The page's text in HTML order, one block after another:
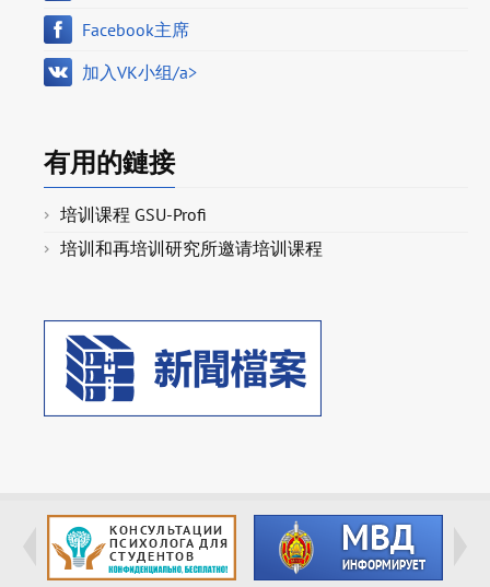
Facebook主席
加入VK小组/a>
有用的鏈接
培训课程 GSU-Profi
培训和再培训研究所邀请培训课程